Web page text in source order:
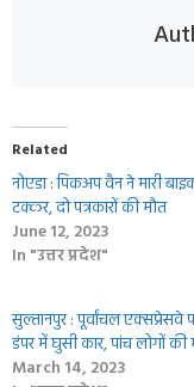
Related
नोएडा : पिकअप वैन ने मारी
टक्कर, दो पत्रकारों की मौत
June 12, 2023
In "उत्तर प्रदेश"
सुल्तानपुर : पूर्वांचल एक्सप्रेसवे
डंपर में घुसी कार, पांच लोगों की
March 14, 2023